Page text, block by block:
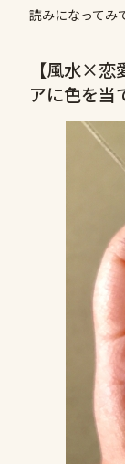
読みになってみ
【風水×恋
アに色を当